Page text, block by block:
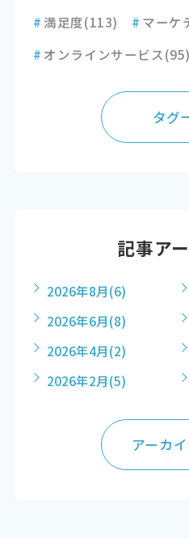
#満足度(113) # マーケ
# オンラインサービス(95)
タグ
記事ア
2026年8月(6)
2026年6月(8)
2026年4月(2)
2026年2月(5)
アーカ